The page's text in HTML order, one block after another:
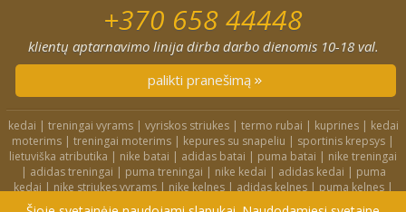
+370 658 44448
klientų aptarnavimo linija dirba darbo dienomis 10-18 val.
palikti pranešimą
kedai | treningai vyrams| vyriskos striukes| termo rubai | kuprines| kedai
moterims | treningai moterims | kepures su snapeliu | sportinis krepsys |
lietuviška atributika | nike batai | adidas batai | puma batai | nike treningai
| adidas treningai | puma treningai | nike kedai | adidas kedai | puma
kedai | nike striukes vyrams| nike kelnes| adidas kelnes| puma kelnes|
nike kuprines
nike kojines nike treningai moterims